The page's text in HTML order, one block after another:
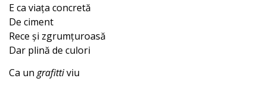
E ca viața concretă
De ciment
Rece și zgrumțuroasă
Dar plină de culori
Ca un grafittiviu